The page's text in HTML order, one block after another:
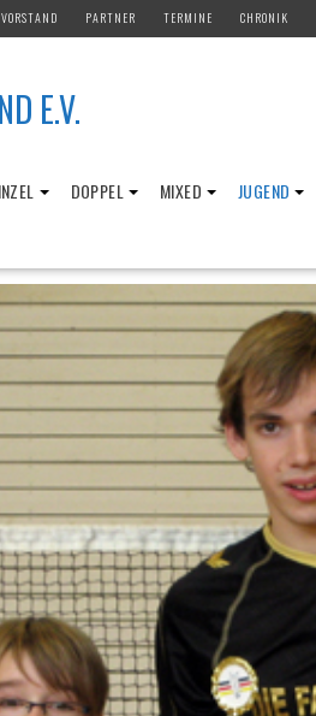
VORSTAND PARTNER TERMINE CHRONIK
E.V.
DOPPEL MIXED JUGEND